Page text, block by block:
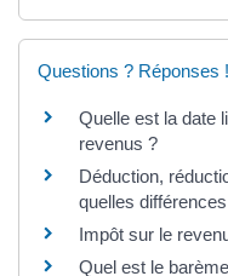
Questions ? Réponses !
Quelle est la date
revenus ?
Déduction,
quelles
Impôt sur le
Quel est le